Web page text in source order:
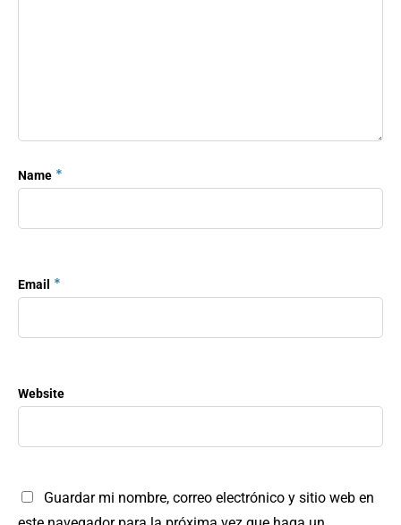
Name *
Email *
Website
Guardar mi nombre, correo electrónico y sitio web en